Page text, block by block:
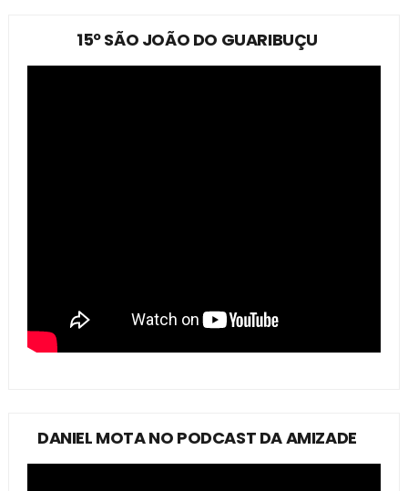
15º SÃO JOÃO DO GUARIBUÇU
DANIEL MOTA NO PODCAST DA AMIZADE